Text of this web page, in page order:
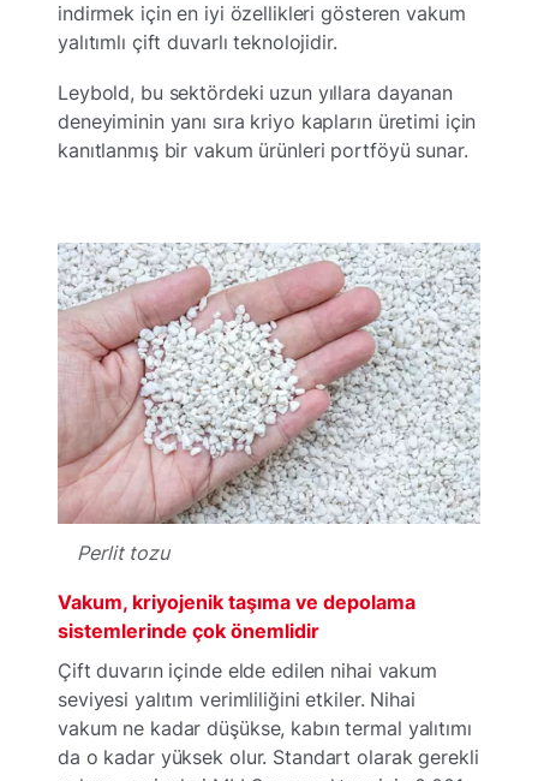
indirmek için en iyi özellikleri gösteren vakum
yalıtımlı çift duvarlı teknolojidir.
Leybold, bu sektördeki uzun yıllara dayanan
deneyiminin yanı sıra kriyo kapların üretimi için
kanıtlanmış bir vakum ürünleri portföyü sunar.
Perlit tozu
Vakum, kriyojenik taşıma ve depolama
sistemlerinde çok önemlidir
Çift duvarın içinde elde edilen nihai vakum
seviyesi yalıtım verimliliğini etkiler. Nihai
vakum ne kadar düşükse, kabın termal yalıtımı
da o kadar yüksek olur. Standart olarak gerekli